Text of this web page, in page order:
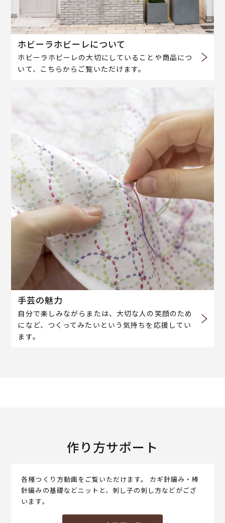
ホビーラホビーレについて
ホビーラホビーレの大切にしていることや商品につ
いて、こちらからご覧いただけます。
手芸の魅力
自分で楽しみながらまたは、大切な人の笑顔のため
になど、つくってみたいという気持ちを応援してい
ます。
作り方サポート
各種つくり方動画をご覧いただけます。 カギ針編み・棒
針編みの基礎などニットと、刺し子の刺し方などがござ
います。